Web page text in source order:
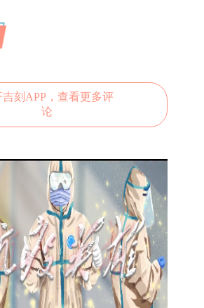
吉刻APP，查看更多评
论